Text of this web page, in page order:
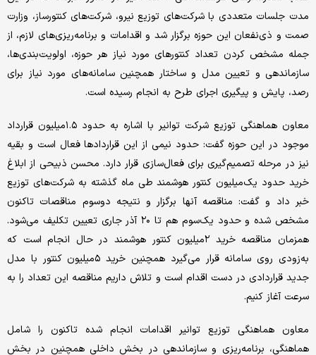
مدت جلسات متعددی با شرکت‌های توزیع نیرو، شرکت‌های کنتورساز، وزارت
صمت و ذی‌نفعان این حوزه برگزار شد و اقدامات و برنامه‌ریزی‌های لازم، از
جمله مشخص کردن تعداد کنتور‌های مورد نیاز هر حوزه، اولویت‌بندی‌ها،
سازماندهی و تعیین مدل و ساختار همچنین سامانه‌های مورد نیاز برای
رصد، پایش و پیگیری اجرای طرح به انجام رسیده است.
معاون هماهنگی توزیع شرکت توانیر با اشاره به حدود ۱.۵‌میلیون قرارداد
موجود در این حوزه گفت: حدود نیمی از این قرارداد‌ها فعال است و بقیه
نیز در مرحله تصمیم‌گیری برای فعال‌سازی قرار دارد. محسن ذبیحی از ابلاغ
خرید حدود یک‌میلیون کنتور هوشمند طی ماه گذشته به شرکت‌های توزیع
خبر داد و گفت: مناقصه آنها برگزار و نتیجه دو‌سوم مناقصات تاکنون
مشخص شده و حدود یک‌سوم هم تا ۲۰ آذر جاری تعیین تکلیف می‌شود.
همزمان مناقصه خرید ۲‌میلیون کنتور هوشمند در حال انجام است که
به‌زودی روی سامانه قرار می‌گیرد همچنین خرید ۵‌میلیون کنتور با مدل
جدید قراردادی در دست اقدام است و تلاش داریم مناقصه این تعداد را به
سرعت آغاز کنیم.
معاون هماهنگی توزیع توانیر اقدامات انجام شده تاکنون را شامل
هماهنگی، برنامه‌ریزی و سازماندهی در بخش داخلی همچنین در بخش